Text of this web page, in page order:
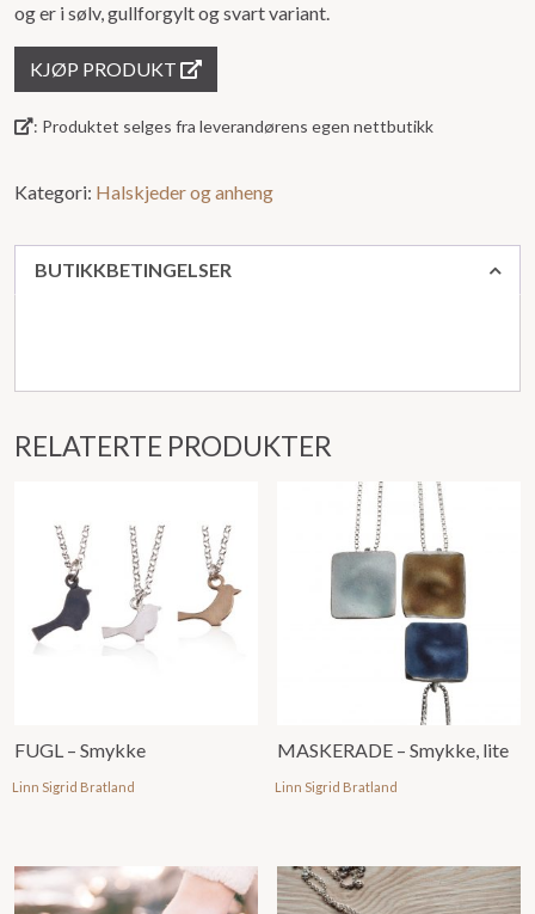
og er i sølv, gullforgylt og svart variant.
KJØP PRODUKT
: Produktet selges fra leverandørens egen nettbutikk
Kategori: Halskjeder og anheng
BUTIKKBETINGELSER
RELATERTE PRODUKTER
FUGL – Smykke
Linn Sigrid Bratland
MASKERADE – Smykke, lite
Linn Sigrid Bratland